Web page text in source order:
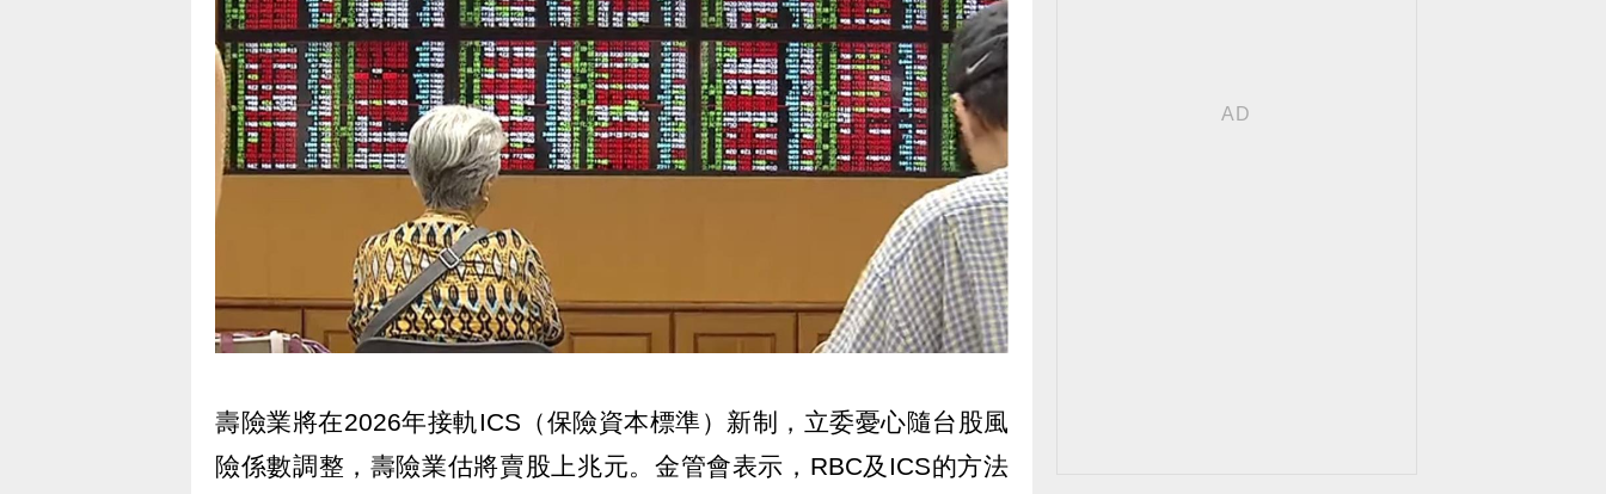
壽險業將在2026年接軌ICS（保險資本標準）新制，立委憂心隨台股風
險係數調整，壽險業估將賣股上兆元。金管會表示，RBC及ICS的方法